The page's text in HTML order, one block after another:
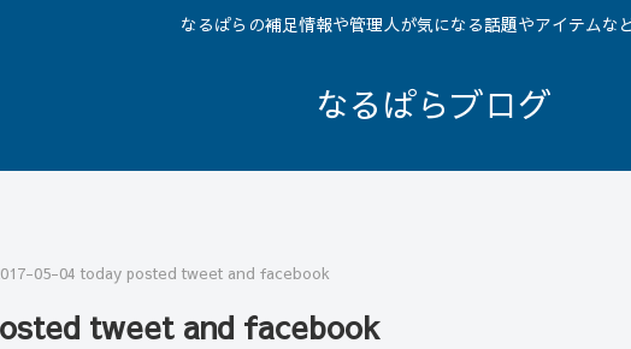
なるぱらの補足情報や管理人が気になる話題やアイテムな
なるぱらブログ
05-04 today posted tweet and facebook
tweet and facebook